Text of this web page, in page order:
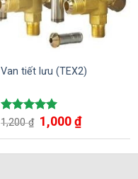
Van tiết lưu (TEX2)
Được xếp
5.00
1,200₫ 1,000₫